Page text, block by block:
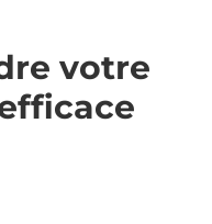
votre